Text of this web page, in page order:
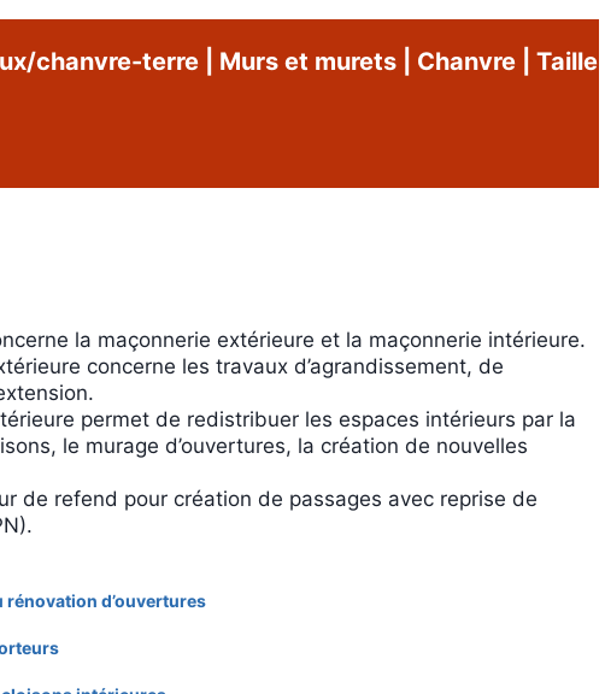
chanvre-terre Murs et murets Chanvre Taille
la maçonnerie extérieure et la maçonnerie intérieure.
concerne les travaux d’agrandissement, de
permet de redistribuer les espaces intérieurs par la
le murage d’ouvertures, la création de nouvelles
de refend pour création de passages avec reprise de
d’ouvertures